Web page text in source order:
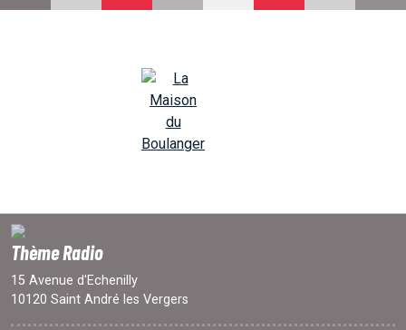
Thème Radio
15 Avenue d'Echenilly
10120 Saint André les Vergers